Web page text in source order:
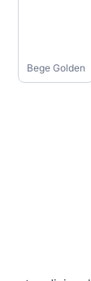
Bege Golden